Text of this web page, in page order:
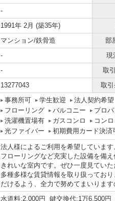
-
1991年 2月 (築35年)
マンション/鉄骨造 部
- 現
- 取
13277043 取
事務所可 学生歓迎 法人契約希望
フローリング
バルコニー プロ
洗濯機置場有
ガスコンロ コン
光ファイバー
初期費用カード決済
法人様によるご利用を希望していま
フローリングなど充実した設備を備
きれいな室内です。ぜひ一度見てい
多種多様な賃貸情報を取り扱ってお
だけるよう、全力で努めてまいりま
水道料:2,000円 鍵交換代:1万6,500円